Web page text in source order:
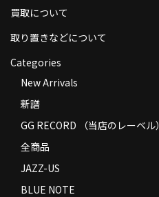
返品
Privacy Policy
特定商取引法に基づく表示
買取について
取り置きなどについて
Categories
New Arrivals
新譜
GG RECORD （当店のレーベル）
全商品
JAZZ-US
BLUE NOTE